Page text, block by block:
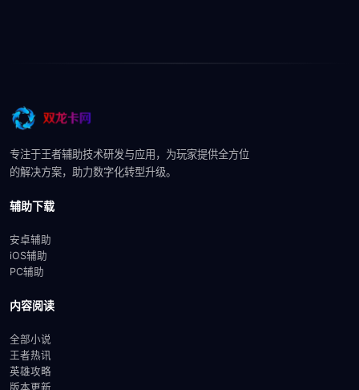
专注于王者辅助技术研发与应用，为玩家提供全方位
的解决方案，助力数字化转型升级。
辅助下载
安卓辅助
iOS辅助
PC辅助
内容阅读
全部小说
王者热讯
英雄攻略
版本更新